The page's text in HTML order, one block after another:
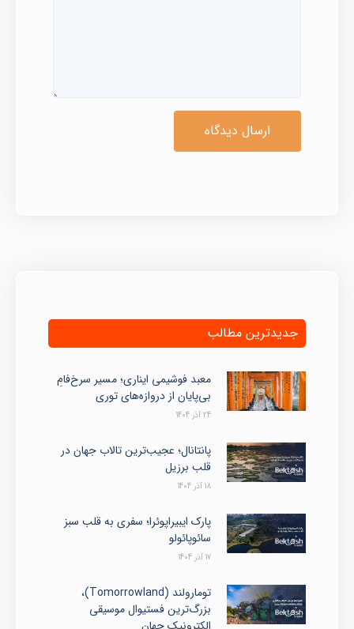
ارسال دیدگاه
جدیدترین مطالب
معبد فوشیمی ایناری؛ مسیر سرخ‌فامِ
بی‌پایان از دروازه‌های توری
24 آذر 1404
پانتانال؛ عجیب‌ترین تالاب جهان در
قلب برزیل
18 آذر 1404
پارک ایبیراپوئرا؛ سفری به قلب سبز
سائوپائولو
17 آذر 1404
تومارولند (Tomorrowland)،
بزرگ‌ترین فستیوال موسیقی